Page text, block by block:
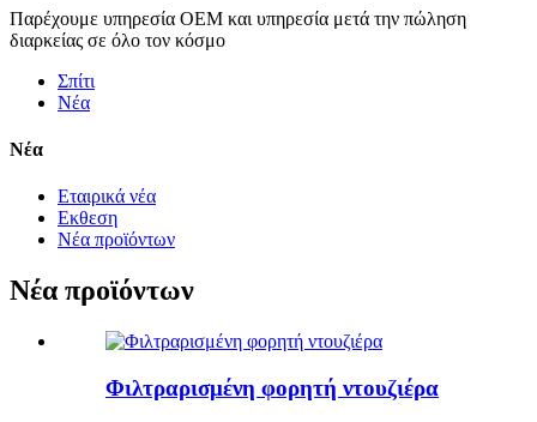
Παρέχουμε υπηρεσία OEM και υπηρεσία μετά την πώληση
διαρκείας σε όλο τον κόσμο
Σπίτι
Νέα
Νέα
Εταιρικά νέα
Εκθεση
Νέα προϊόντων
Νέα προϊόντων
Φιλτραρισμένη φορητή ντουζιέρα